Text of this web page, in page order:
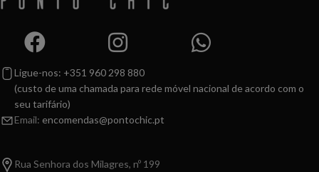
Ligue-nos: +351 960 298 880
(custo de uma chamada para rede móvel nacional de acordo com o
seu tarifário)
Email: encomendas@pontochic.pt
Rua Senhora dos Milagres, nº 199